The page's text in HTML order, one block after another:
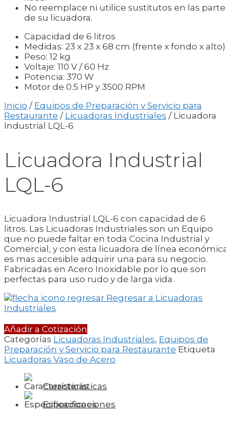
No reemplace ni utilice sustitutos en las
de su licuadora.
Capacidad de 6 litros
Medidas: 23 x 23 x 68 cm (frente x fondo x alto)
Peso: 12 kg
Voltaje: 110 V / 60 Hz
Potencia: 370 W
Motor de 0.5 HP y 3500 RPM
Inicio / Equipos de Preparación y Servicio para
Restaurante / Licuadoras Industriales / Licuadora
Industrial LQL-6
Licuadora Industrial
LQL-6
Licuadora Industrial LQL-6 con capacidad de 6
litros. Las Licuadoras Industriales son un Equipo
que no puede faltar en toda Cocina Industrial y
Comercial, y con esta licuadora de línea
es mas accesible adquirir una para su negocio.
Fabricadas en Acero Inoxidable por lo que son
perfectas para uso rudo y de larga vida.
Regresar a Licuadoras
Industriales
Añadir a Cotización
Categorías Licuadoras Industriales, Equipos de
Preparación y Servicio para Restaurante Etiqueta
Licuadoras Vaso de Acero
Características
Especificaciones